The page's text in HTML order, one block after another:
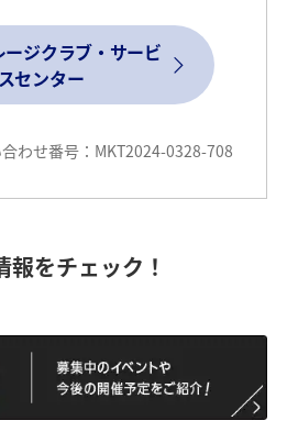
ージクラブ・サービ
スセンター
わせ番号：MKT2024-0328-708
をチェック！